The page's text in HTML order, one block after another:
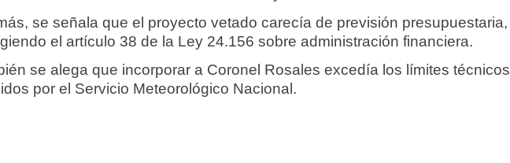
se señala que el proyecto vetado carecía de previsión presupuestaria,
el artículo 38 de la Ley 24.156 sobre administración financiera.
se alega que incorporar a Coronel Rosales excedía los límites técnicos
por el Servicio Meteorológico Nacional.